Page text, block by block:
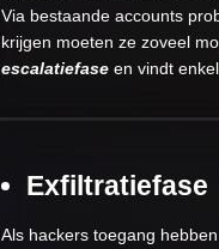
Via bestaande accounts
krijgen moeten ze zoveel
escalatiefase en vindt
Exfiltratiefase
Als hackers toegang